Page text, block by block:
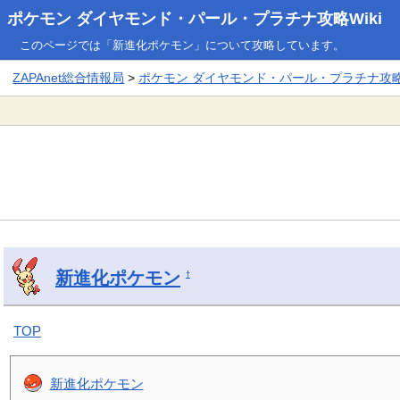
ポケモン ダイヤモンド・パール・プラチナ攻略Wiki
このページでは「新進化ポケモン」について攻略しています。
ZAPAnet総合情報局 >ポケモン ダイヤモンド・パール・プラチナ攻
新進化ポケモン †
TOP
新進化ポケモン